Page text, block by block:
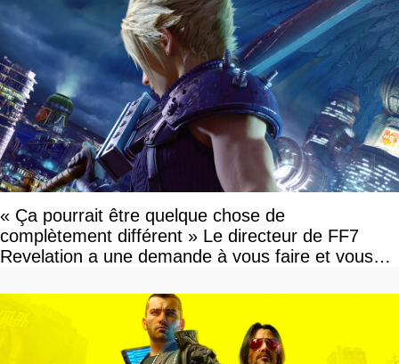
« Ça pourrait être quelque chose de
complètement différent » Le directeur de FF7
Revelation a une demande à vous faire et vous